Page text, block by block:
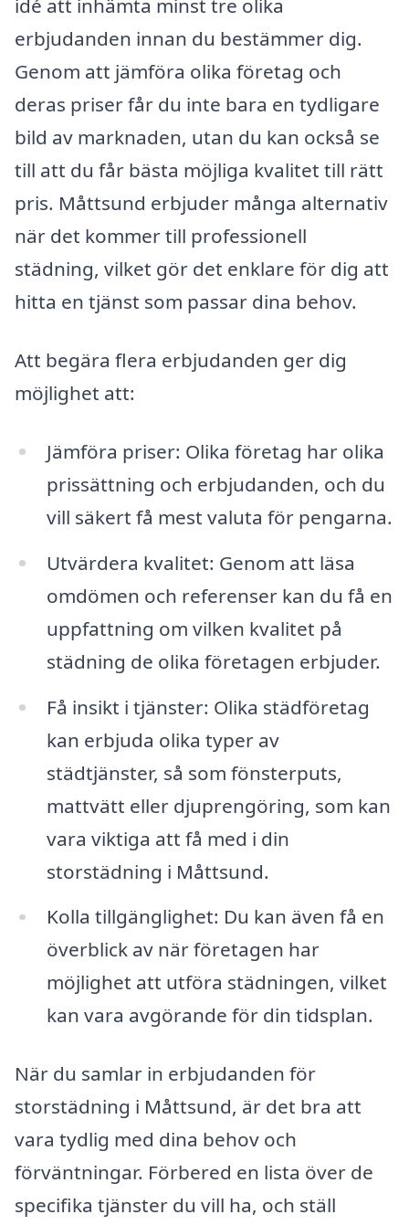
idé att inhämta minst tre olika
erbjudanden innan du bestämmer dig.
Genom att jämföra olika företag och
deras priser får du inte bara en tydligare
bild av marknaden, utan du kan också se
till att du får bästa möjliga kvalitet till rätt
pris. Måttsund erbjuder många alternativ
när det kommer till professionell
städning, vilket gör det enklare för dig att
hitta en tjänst som passar dina behov.
Att begära flera erbjudanden ger dig
möjlighet att:
Jämföra priser: Olika företag har olika
prissättning och erbjudanden, och du
vill säkert få mest valuta för pengarna.
Utvärdera kvalitet: Genom att läsa
omdömen och referenser kan du få en
uppfattning om vilken kvalitet på
städning de olika företagen erbjuder.
Få insikt i tjänster: Olika städföretag
kan erbjuda olika typer av
städtjänster, så som fönsterputs,
mattvätt eller djuprengöring, som kan
vara viktiga att få med i din
storstädning i Måttsund.
Kolla tillgänglighet: Du kan även få en
överblick av när företagen har
möjlighet att utföra städningen, vilket
kan vara avgörande för din tidsplan.
När du samlar in erbjudanden för
storstädning i Måttsund, är det bra att
vara tydlig med dina behov och
förväntningar. Förbered en lista över de
specifika tjänster du vill ha, och ställ